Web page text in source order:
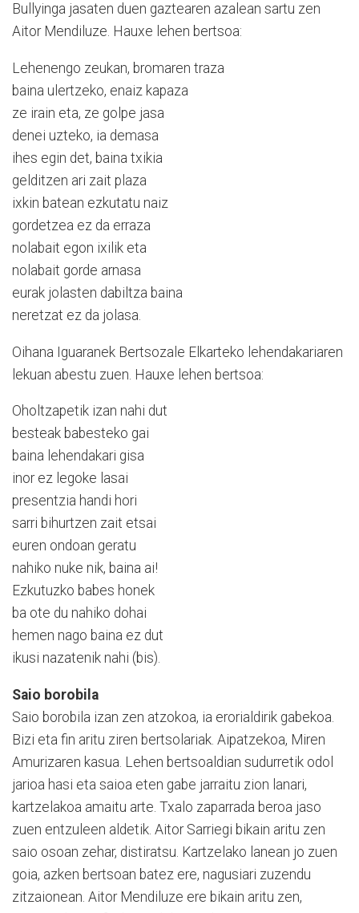
Bullyinga jasaten duen gaztearen azalean sartu zen
Aitor Mendiluze. Hauxe lehen bertsoa:
Lehenengo zeukan, bromaren traza
baina ulertzeko, enaiz kapaza
ze irain eta, ze golpe jasa
denei uzteko, ia demasa
ihes egin det, baina txikia
gelditzen ari zait plaza
ixkin batean ezkutatu naiz
gordetzea ez da erraza
nolabait egon ixilik eta
nolabait gorde arnasa
eurak jolasten dabiltza baina
neretzat ez da jolasa.
Oihana Iguaranek Bertsozale Elkarteko lehendakariaren
lekuan abestu zuen. Hauxe lehen bertsoa:
Oholtzapetik izan nahi dut
besteak babesteko gai
baina lehendakari gisa
inor ez legoke lasai
presentzia handi hori
sarri bihurtzen zait etsai
euren ondoan geratu
nahiko nuke nik, baina ai!
Ezkutuzko babes honek
ba ote du nahiko dohai
hemen nago baina ez dut
ikusi nazatenik nahi (bis).
Saio borobila
Saio borobila izan zen atzokoa, ia erorialdirik gabekoa.
Bizi eta fin aritu ziren bertsolariak. Aipatzekoa, Miren
Amurizaren kasua. Lehen bertsoaldian sudurretik odol
jarioa hasi eta saioa eten gabe jarraitu zion lanari,
kartzelakoa amaitu arte. Txalo zaparrada beroa jaso
zuen entzuleen aldetik. Aitor Sarriegi bikain aritu zen
saio osoan zehar, distiratsu. Kartzelako lanean jo zuen
goia, azken bertsoan batez ere, nagusiari zuzendu
zitzaionean. Aitor Mendiluze ere bikain aritu zen,